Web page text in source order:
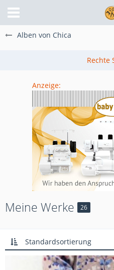
Alben von Chica
Anzeige:
Meine Werke 26
Standardsortierung